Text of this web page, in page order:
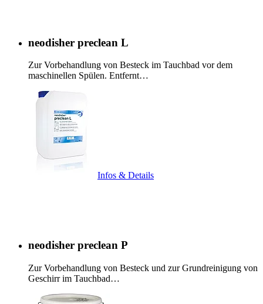
neodisher preclean L
Zur Vorbehandlung von Besteck im Tauchbad vor dem
maschinellen Spülen. Entfernt…
Infos & Details
neodisher preclean P
Zur Vorbehandlung von Besteck und zur Grundreinigung von
Geschirr im Tauchbad…